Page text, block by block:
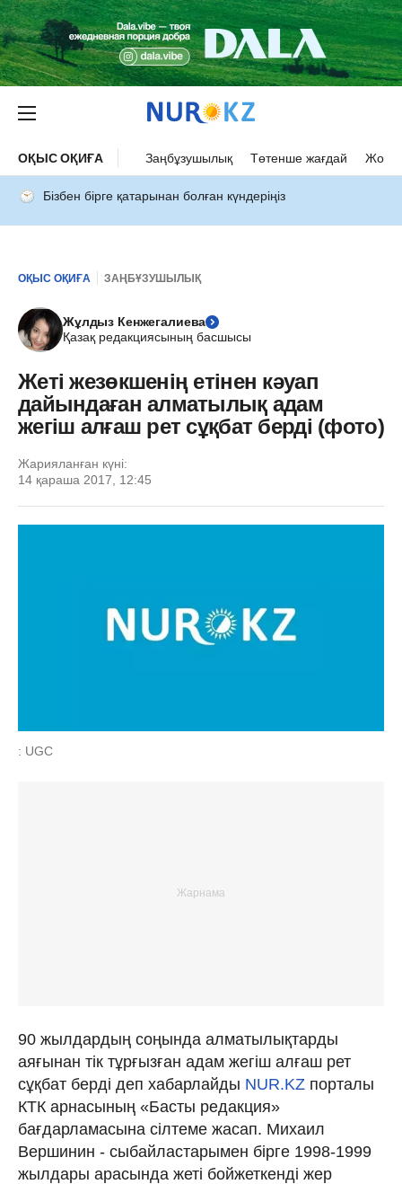
ОҚЫС ОҚИҒА Заңбұзушылық Төтенше жағдай Жол
Бізбен бірге қатарынан болған күндеріңіз
ОҚЫС ОҚИҒА ЗАҢБҰЗУШЫЛЫҚ
Жұлдыз Кенжегалиева
Қазақ редакциясының басшысы
Жеті жезөкшенің етінен кәуап
дайындаған алматылық адам
жегіш алғаш рет сұқбат берді (фото)
Жарияланған күні:
14 қараша 2017, 12:45
: UGC
90 жылдардың соңында алматылықтарды
аяғынан тік тұрғызған адам жегіш алғаш рет
сұқбат берді деп хабарлайды NUR.KZ порталы
КТК арнасының «Басты редакция»
бағдарламасына сілтеме жасап. Михаил
Вершинин - сыбайластарымен бірге 1998-1999
жылдары арасында жеті бойжеткенді жер